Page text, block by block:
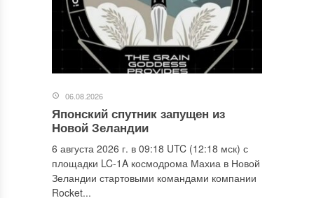
06.08.2026
Японский спутник запущен из
Новой Зеландии
6 августа 2026 г. в 09:18 UTC (12:18 мск) с
площадки LC-1A космодрома Махиа в Новой
Зеландии стартовыми командами компании
Rocket...